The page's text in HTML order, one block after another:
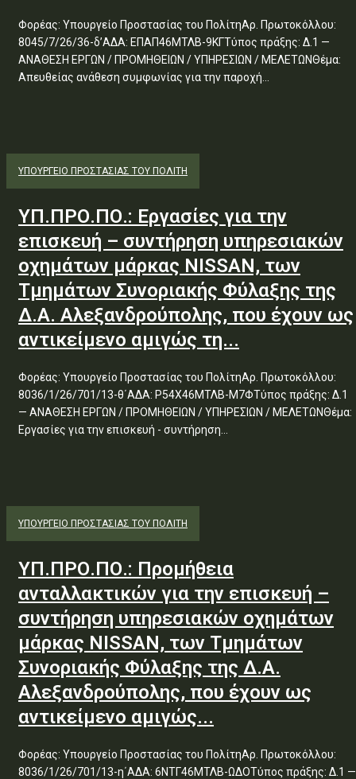
Φορέας: Υπουργείο Προστασίας του ΠολίτηΑρ. Πρωτοκόλλου:
8045/7/26/36-δ’ΑΔΑ: ΕΠΑΠ46ΜΤΛΒ-9ΚΓΤύπος πράξης: Δ.1 —
ΑΝΑΘΕΣΗ ΕΡΓΩΝ / ΠΡΟΜΗΘΕΙΩΝ / ΥΠΗΡΕΣΙΩΝ / ΜΕΛΕΤΩΝΘέμα:
Απευθείας ανάθεση συμφωνίας για την παροχή...
ΥΠΟΥΡΓΕΊΟ ΠΡΟΣΤΑΣΊΑΣ ΤΟΥ ΠΟΛΊΤΗ
ΥΠ.ΠΡΟ.ΠΟ.: Εργασίες για την
επισκευή – συντήρηση υπηρεσιακών
οχημάτων μάρκας NISSAN, των
Τμημάτων Συνοριακής Φύλαξης της
Δ.Α. Αλεξανδρούπολης, που έχουν ως
αντικείμενο αμιγώς τη...
Φορέας: Υπουργείο Προστασίας του ΠολίτηΑρ. Πρωτοκόλλου:
8036/1/26/701/13-θ΄ΑΔΑ: Ρ54Χ46ΜΤΛΒ-Μ7ΦΤύπος πράξης: Δ.1
— ΑΝΑΘΕΣΗ ΕΡΓΩΝ / ΠΡΟΜΗΘΕΙΩΝ / ΥΠΗΡΕΣΙΩΝ / ΜΕΛΕΤΩΝΘέμα:
Εργασίες για την επισκευή - συντήρηση...
ΥΠΟΥΡΓΕΊΟ ΠΡΟΣΤΑΣΊΑΣ ΤΟΥ ΠΟΛΊΤΗ
ΥΠ.ΠΡΟ.ΠΟ.: Προμήθεια
ανταλλακτικών για την επισκευή –
συντήρηση υπηρεσιακών οχημάτων
μάρκας NISSAN, των Τμημάτων
Συνοριακής Φύλαξης της Δ.Α.
Αλεξανδρούπολης, που έχουν ως
αντικείμενο αμιγώς...
Φορέας: Υπουργείο Προστασίας του ΠολίτηΑρ. Πρωτοκόλλου:
8036/1/26/701/13-η΄ΑΔΑ: 6ΝΤΓ46ΜΤΛΒ-ΩΔΟΤύπος πράξης: Δ.1 —